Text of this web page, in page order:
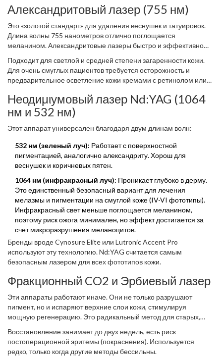
Александритовый лазер (755 нм)
Это «золотой стандарт» для удаления веснушек и татуировок.
Длина волны 755 нанометров отлично поглощается
меланином. Александритовые лазеры быстро и эффективно
темнеют и отшелушиваются в течение 7-10 дней.
Подходит для светлой и средней степени загаренности кожи.
Для очень смуглых пациентов требуется осторожность и
предварительное осветление кожи кремами с ретинолом или
Неодиμιумовый лазер Nd:YAG (1064
нм и 532 нм)
Этот аппарат универсален благодаря двум длинам волн:
532 нм (зеленый луч): Работает с поверхностной
пигментацией, аналогично александриту. Хорош для
веснушек и коричневых пятен.
1064 нм (инфракрасный луч): Проникает глубоко в дерму.
Это единственный безопасный вариант для лечения
мелазмы и пигментации на смуглой коже (IV-VI фототипы).
Инфракрасный свет меньше поглощается меланином,
поэтому риск ожога минимален, но эффект достигается за
счет микроразрушения меланоцитов.
Бренды вроде Cynosure Elite или Lutronic Accent Pro
используют эту технологию. Nd:YAG считается самым
безопасным лазером для всех фототипов кожи.
Фракционный CO2 и Эрбиевый лазер
Эти аппараты работают иначе. Они не только разрушают
пигмент, но и испаряют верхние слои кожи, стимулируя
мощную регенерацию. Это радикальный метод для старых,
морщинами.
Восстановление занимает до двух недель, есть риск
постоперационной эритемы (покраснения). Используется
редко, только когда другие методы бессильны.